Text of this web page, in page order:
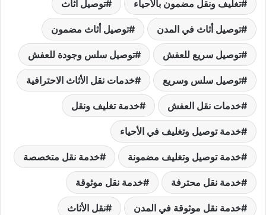
تغليف ونقل مضمون بالأحياء توصيل أثاث
توصيل أثاث في المدن توصيل أثاث مضمون
توصيل سريع للعفش توصيل سلس وجودة للعفش
توصيل سلس وسريع خدمات نقل الأثاث الاحترافية
خدمات نقل العفش خدمة تغليف ونقل
خدمة توصيل وتغليف في الأحياء
خدمة توصيل وتغليف مضمونة خدمة نقل متخصصة
خدمة نقل محترفة خدمة نقل موثوقة
خدمة نقل موثوقة في المدن نقل الأثاث